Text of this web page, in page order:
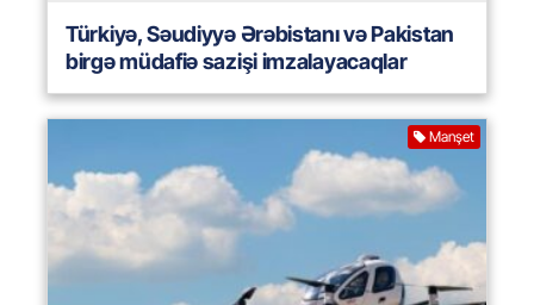
Türkiyə, Səudiyyə Ərəbistanı və Pakistan
birgə müdafiə sazişi imzalayacaqlar
Manşet